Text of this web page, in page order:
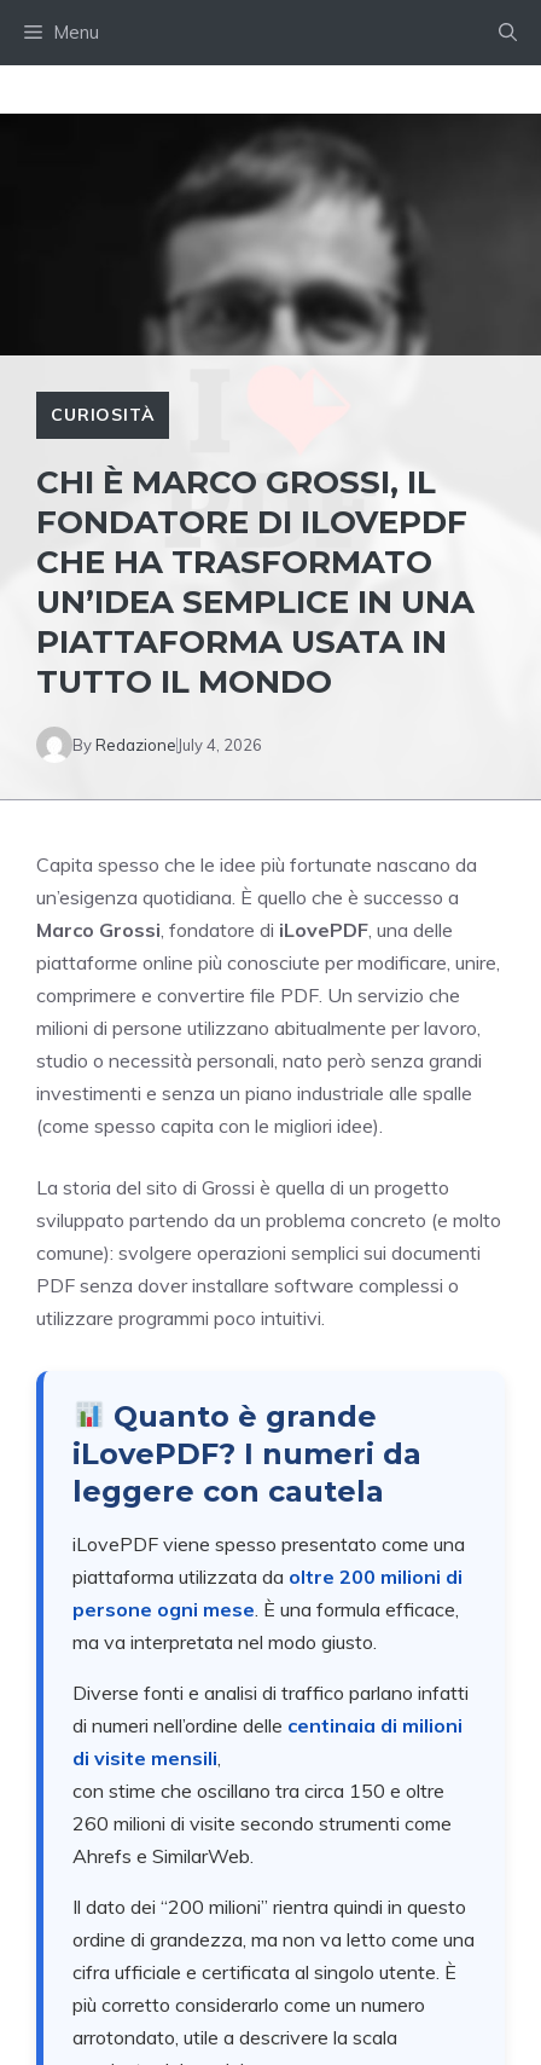
Menu
CURIOSITÀ
CHI È MARCO GROSSI, IL
FONDATORE DI ILOVEPDF
CHE HA TRASFORMATO
UN’IDEA SEMPLICE IN UNA
PIATTAFORMA USATA IN
TUTTO IL MONDO
ByRedazione July 4, 2026
Capita spesso che le idee più fortunate nascano da
un’esigenza quotidiana. È quello che è successo a
Marco Grossi, fondatore di iLovePDF, una delle
piattaforme online più conosciute per modificare, unire,
comprimere e convertire file PDF. Un servizio che
milioni di persone utilizzano abitualmente per lavoro,
studio o necessità personali, nato però senza grandi
investimenti e senza un piano industriale alle spalle
(come spesso capita con le migliori idee).
La storia del sito di Grossi è quella di un progetto
sviluppato partendo da un problema concreto (e molto
comune): svolgere operazioni semplici sui documenti
PDF senza dover installare software complessi o
utilizzare programmi poco intuitivi.
Quanto è grande
iLovePDF? I numeri da
leggere con cautela
iLovePDF viene spesso presentato come una
piattaforma utilizzata da oltre 200 milioni di
persone ogni mese. È una formula efficace,
ma va interpretata nel modo giusto.
Diverse fonti e analisi di traffico parlano infatti
di numeri nell’ordine delle centinaia di milioni
di visite mensili,
con stime che oscillano tra circa 150 e oltre
260 milioni di visite secondo strumenti come
Ahrefs e SimilarWeb.
Il dato dei “200 milioni” rientra quindi in questo
ordine di grandezza, ma non va letto come una
cifra ufficiale e certificata al singolo utente. È
più corretto considerarlo come un numero
arrotondato, utile a descrivere la scala